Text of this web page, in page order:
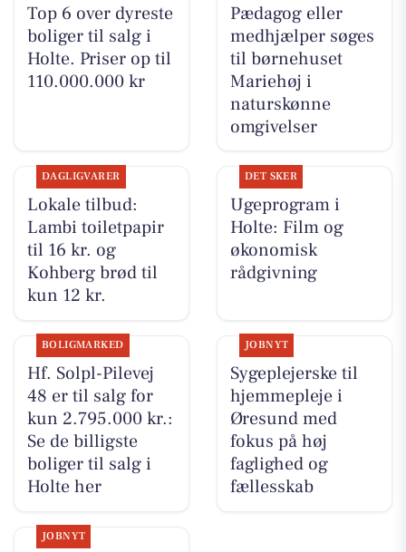
Top 6 over dyreste
boliger til salg i
Holte. Priser op til
110.000.000 kr
Pædagog eller
medhjælper søges
til børnehuset
Mariehøj i
naturskønne
omgivelser
DAGLIGVARER
Lokale tilbud:
Lambi toiletpapir
til 16 kr. og
Kohberg brød til
kun 12 kr.
DET SKER
Ugeprogram i
Holte: Film og
økonomisk
rådgivning
BOLIGMARKED
Hf. Solpl-Pilevej
48 er til salg for
kun 2.795.000 kr.:
Se de billigste
boliger til salg i
Holte her
JOBNYT
Sygeplejerske til
hjemmepleje i
Øresund med
fokus på høj
faglighed og
fællesskab
JOBNYT